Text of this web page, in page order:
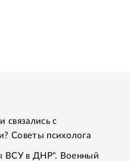
связались с
Советы психолога
ВСУ в ДНР". Военный